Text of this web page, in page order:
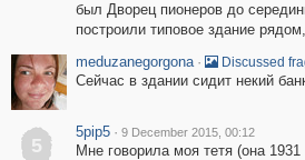
был Дворец пионеров до
построили типовое здание
meduzanegorgona · Discussed
Сейчас в здании сидит некий
5
5pip5 · 9 December 2015, 00:12
Мне говорила моя тетя (она